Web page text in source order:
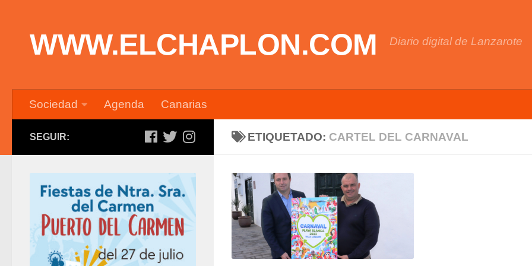
WWW.ELCHAPLON.COM Diario digital de Lanzarote
Sociedad Agenda Canarias
ETIQUETADO: CARTEL DEL CARNAVAL
SEGUIR: